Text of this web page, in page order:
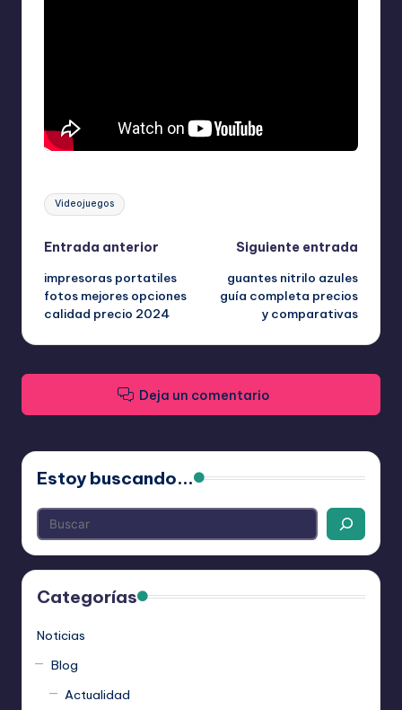
Etiquetas:
Videojuegos
Navegación
de
entradas
Entrada anterior
impresoras portatiles
fotos mejores opciones
calidad precio 2024
Siguiente entrada
guantes nitrilo azules
guía completa precios
y comparativas
Deja un comentario
Estoy buscando...
Categorías
Noticias
Blog
Actualidad